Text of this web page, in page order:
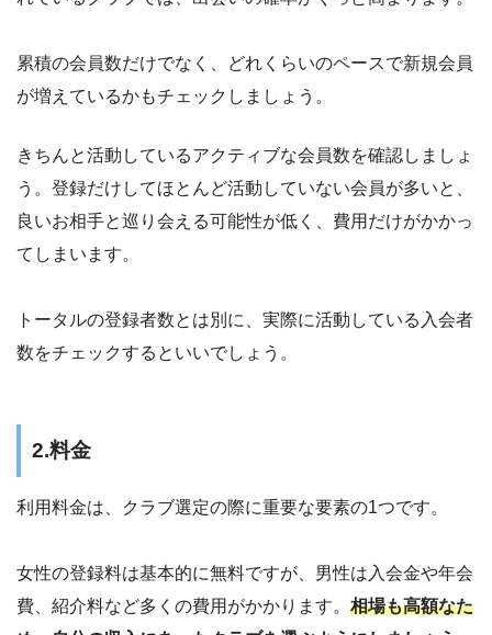
累積の会員数だけでなく、どれくらいのペースで新規会員
が増えているかもチェックしましょう。
きちんと活動しているアクティブな会員数を確認しましょ
う。登録だけしてほとんど活動していない会員が多いと、
良いお相手と巡り会える可能性が低く、費用だけがかかっ
てしまいます。
トータルの登録者数とは別に、実際に活動している入会者
数をチェックするといいでしょう。
2.料金
利用料金は、クラブ選定の際に重要な要素の1つです。
女性の登録料は基本的に無料ですが、男性は入会金や年会
費、紹介料など多くの費用がかかります。 相場も高額なた